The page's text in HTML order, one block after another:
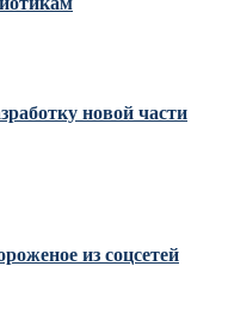
новой части
из соцсетей